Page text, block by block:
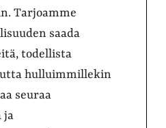
Tarjoamme
saada
todellista
hulluimmillekin
seuraa
ja